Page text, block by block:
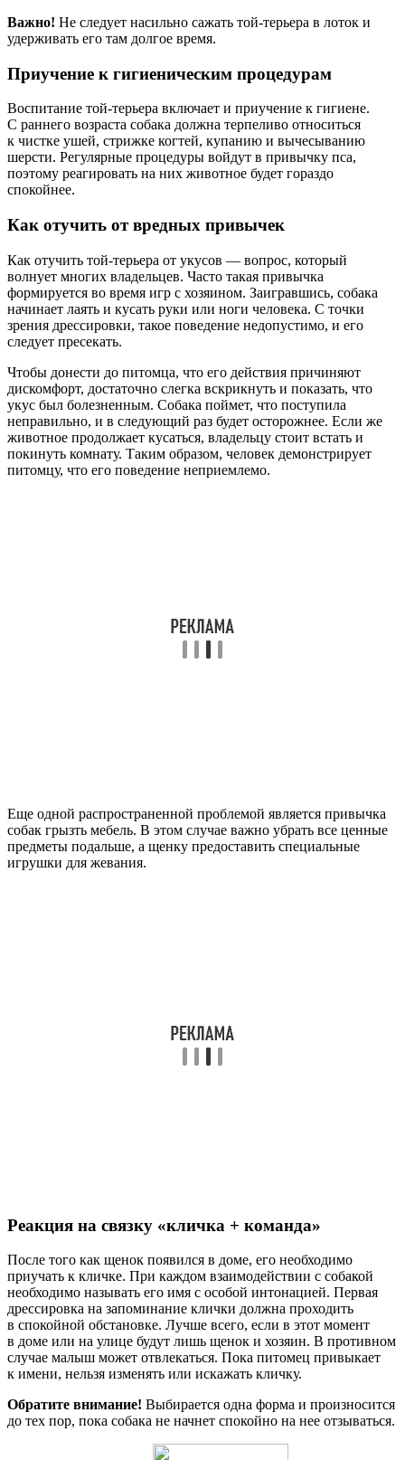
Важно! Не следует насильно сажать той-терьера в лоток и
удерживать его там долгое время.
Приучение к гигиеническим процедурам
Воспитание той-терьера включает и приучение к гигиене.
С раннего возраста собака должна терпеливо относиться
к чистке ушей, стрижке когтей, купанию и вычесыванию
шерсти. Регулярные процедуры войдут в привычку пса,
поэтому реагировать на них животное будет гораздо
спокойнее.
Как отучить от вредных привычек
Как отучить той-терьера от укусов — вопрос, который
волнует многих владельцев. Часто такая привычка
формируется во время игр с хозяином. Заигравшись, собака
начинает лаять и кусать руки или ноги человека. С точки
зрения дрессировки, такое поведение недопустимо, и его
следует пресекать.
Чтобы донести до питомца, что его действия причиняют
дискомфорт, достаточно слегка вскрикнуть и показать, что
укус был болезненным. Собака поймет, что поступила
неправильно, и в следующий раз будет осторожнее. Если же
животное продолжает кусаться, владельцу стоит встать и
покинуть комнату. Таким образом, человек демонстрирует
питомцу, что его поведение неприемлемо.
Еще одной распространенной проблемой является привычка
собак грызть мебель. В этом случае важно убрать все ценные
предметы подальше, а щенку предоставить специальные
игрушки для жевания.
Реакция на связку «кличка + команда»
После того как щенок появился в доме, его необходимо
приучать к кличке. При каждом взаимодействии с собакой
необходимо называть его имя с особой интонацией. Первая
дрессировка на запоминание клички должна проходить
в спокойной обстановке. Лучше всего, если в этот момент
в доме или на улице будут лишь щенок и хозяин. В противном
случае малыш может отвлекаться. Пока питомец привыкает
к имени, нельзя изменять или искажать кличку.
Обратите внимание! Выбирается одна форма и произносится
до тех пор, пока собака не начнет спокойно на нее отзываться.